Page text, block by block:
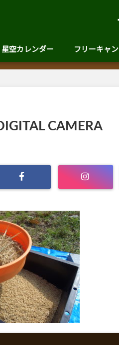
星空カレンダー フリーキャ
CAMERA